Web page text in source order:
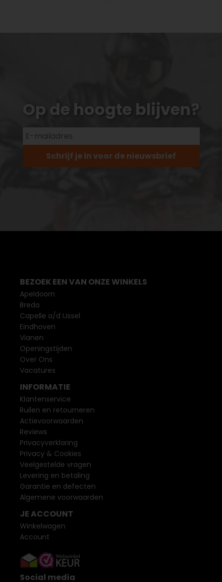
Op de hoogte blijven?
Schrijf je in voor de nieuwsbrief
BEZOEK EEN VAN ONZE WINKELS
Apeldoorn
Breda
Capelle a/d IJssel
Eindhoven
Vianen
Openingstijden
Over Ons
Vacatures
INFORMATIE
Klantenservice
Ruilen en retourneren
Actievoorwaarden
Reviews
Privacyverklaring
Privacy & Cookies
Veelgestelde vragen
Levering en betaling
Garantie en defecten
Algemene voorwaarden
JE ACCOUNT
Winkelwagen
Account
Social media